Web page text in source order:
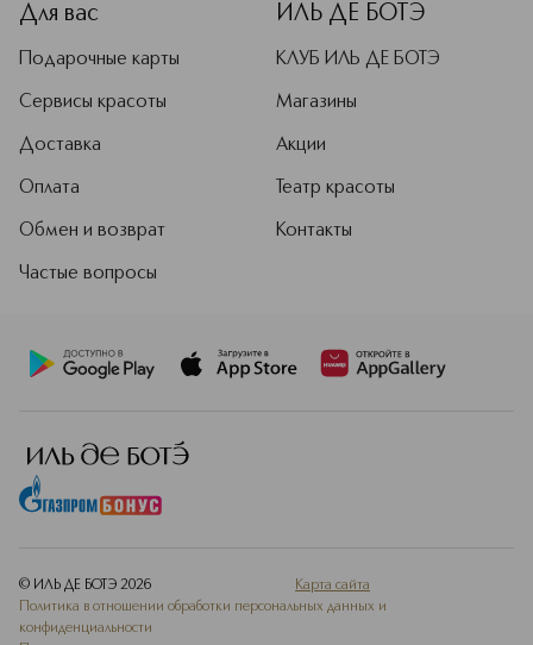
Для вас
Подарочные карты
Сервисы красоты
Доставка
Оплата
Обмен и возврат
Частые вопросы
ИЛЬ ДЕ БОТЭ
КЛУБ ИЛЬ ДЕ БОТЭ
Магазины
Акции
Театр красоты
Контакты
© ИЛЬ ДЕ БОТЭ 2026
Карта сайта
Политика в отношении обработки персональных данных и
конфиденциальности